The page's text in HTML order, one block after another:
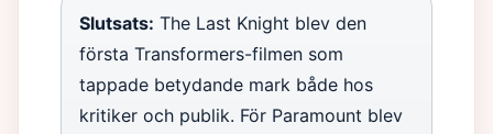
Slutsats: The Last Knight blev den
första Transformers-filmen som
tappade betydande mark både hos
kritiker och publik. För Paramount blev